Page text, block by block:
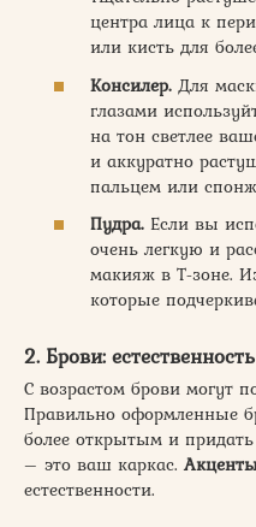
центра лица к
или кисть для
Консилер. Для
глазами
на тон светлее
и аккуратно
пальцем или
Пудра. Если вы
очень легкую и
макияж в Т-зоне.
которые
2. Брови:
С возрастом брови могут
Правильно оформленные
более открытым и
– это ваш каркас.
естественности.